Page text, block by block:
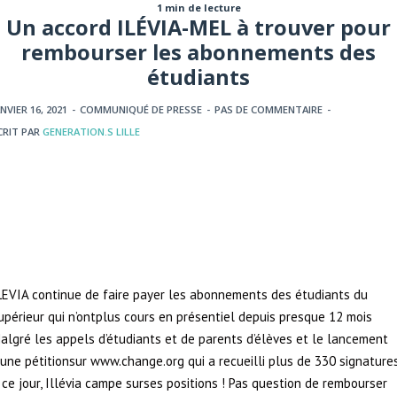
1 min de lecture
Un accord ILÉVIA-MEL à trouver pour
rembourser les abonnements des
étudiants
16, 2021 - COMMUNIQUÉ DE PRESSE - PAS DE COMMENTAIRE -
PARGENERATION.S LILLE
continue de faire payer les abonnements des étudiants du
qui n’ontplus cours en présentiel depuis presque 12 mois
les appels d’étudiants et de parents d’élèves et le lancement
pétitionsur www.change.org qui a recueilli plus de 330
jour, Illévia campe surses positions ! Pas question de rembourser